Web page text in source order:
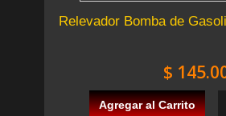
Relevador Bomba de
$
Agregar al Carrito